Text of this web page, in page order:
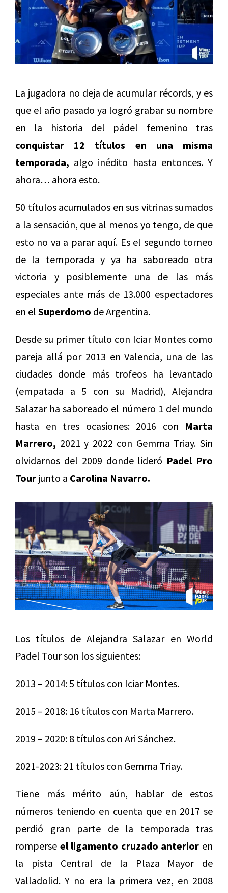
La jugadora no deja de acumular récords, y es
que el año pasado ya logró grabar su nombre
en la historia del pádel femenino tras
conquistar 12 títulos en una misma
temporada, algo inédito hasta entonces. Y
ahora… ahora esto.
50 títulos acumulados en sus vitrinas sumados
a la sensación, que al menos yo tengo, de que
esto no va a parar aquí. Es el segundo torneo
de la temporada y ya ha saboreado otra
victoria y posiblemente una de las más
especiales ante más de 13.000 espectadores
en el Superdomo de Argentina.
Desde su primer título con Iciar Montes como
pareja allá por 2013 en Valencia, una de las
ciudades donde más trofeos ha levantado
(empatada a 5 con su Madrid), Alejandra
Salazar ha saboreado el número 1 del mundo
hasta en tres ocasiones: 2016 con Marta
Marrero, 2021 y 2022 con Gemma Triay. Sin
olvidarnos del 2009 donde lideró Padel Pro
Tour junto a Carolina Navarro.
Los títulos de Alejandra Salazar en World
Padel Tour son los siguientes:
2013 – 2014: 5 títulos con Iciar Montes.
2015 – 2018: 16 títulos con Marta Marrero.
2019 – 2020: 8 títulos con Ari Sánchez.
2021-2023: 21 títulos con Gemma Triay.
Tiene más mérito aún, hablar de estos
números teniendo en cuenta que en 2017 se
perdió gran parte de la temporada tras
romperse el ligamento cruzado anterior en
la pista Central de la Plaza Mayor de
Valladolid. Y no era la primera vez, en 2008